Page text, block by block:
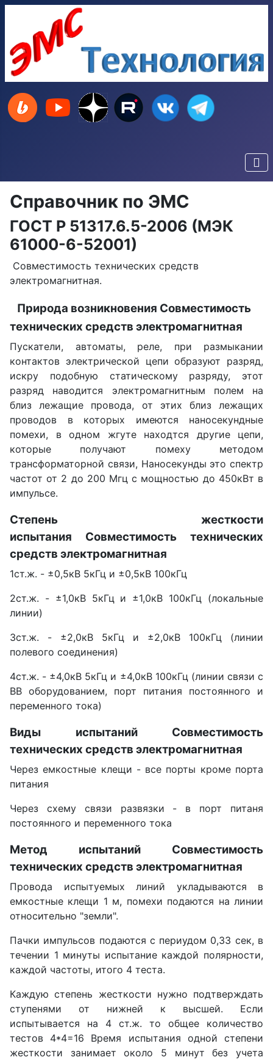
Справочник по ЭМС
ГОСТ Р 51317.6.5-2006 (МЭК
61000-6-52001)
Совместимость технических средств
электромагнитная.
Природа возникновения Совместимость
технических средств электромагнитная
Пускатели, автоматы, реле, при размыкании
контактов электрической цепи образуют разряд,
искру подобную статическому разряду, этот
разряд наводится электромагнитным полем на
близ лежащие провода, от этих близ лежащих
проводов в которых имеются наносекундные
помехи, в одном жгуте находтся другие цепи,
которые получают помеху методом
трансформаторной связи, Наносекунды это спектр
частот от 2 до 200 Мгц с мощностью до 450кВт в
импульсе.
Степень жесткости
испытания Совместимость технических
средств электромагнитная
1ст.ж. - ±0,5кВ 5кГц и ±0,5кВ 100кГц
2ст.ж. - ±1,0кВ 5кГц и ±1,0кВ 100кГц (локальные
линии)
3ст.ж. - ±2,0кВ 5кГц и ±2,0кВ 100кГц (линии
полевого соединения)
4ст.ж. - ±4,0кВ 5кГц и ±4,0кВ 100кГц (линии связи с
ВВ оборудованием, порт питания постоянного и
переменного тока)
Виды испытаний Совместимость
технических средств электромагнитная
Через емкостные клещи - все порты кроме порта
питания
Через схему связи развязки - в порт питаня
постоянного и переменного тока
Метод испытаний Совместимость
технических средств электромагнитная
Провода испытуемых линий укладываются в
емкостные клещи 1 м, помехи подаются на линии
относительно "земли".
Пачки импульсов подаются с периудом 0,33 сек, в
течении 1 минуты испытание каждой полярности,
каждой частоты, итого 4 теста.
Каждую степень жесткости нужно подтверждать
ступенями от нижней к высшей. Если
испытывается на 4 ст.ж. то общее количество
тестов 4*4=16 Время испытания одной степени
жесткости занимает около 5 минут без учета